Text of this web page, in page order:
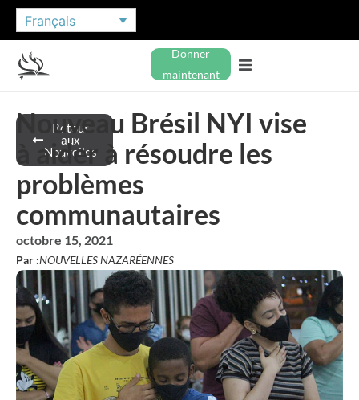
Français
Donner
maintenant
Retour
aux
Nouvelles
Nouveau Brésil NYI vise
à aider à résoudre les
problèmes
communautaires
octobre 15, 2021
Par :NOUVELLES NAZARÉENNES